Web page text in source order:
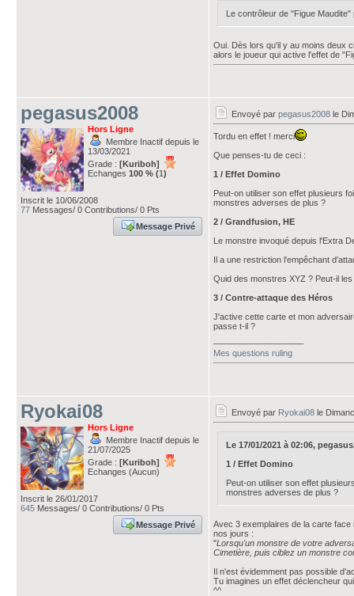
Le contrôleur de "Figue
Oui. Dès lors qu'il y au moins deux
alors le joueur qui active l'effet de
pegasus2008
Hors Ligne
Membre Inactif depuis le
13/03/2021
Grade : [Kuriboh]
Echanges 100 % (1)
Inscrit le 10/06/2008
77 Messages/ 0 Contributions/ 0 Pts
Message Privé
Envoyé par pegasus2008 le
Tordu en effet ! merci
Que penses-tu de ceci :
1 / Effet Domino
Peut-on utiliser son effet plusieurs
monstres adverses de plus ?
2 / Grandfusion, HE
Le monstre invoqué depuis l'Extra
Il a une restriction l'empêchant
Quid des monstres XYZ ? Peut-il
3 / Contre-attaque des Héros
J'active cette carte et mon
passe t-il ?
Mes questions ruling
Ryokai08
Hors Ligne
Membre Inactif depuis le
21/07/2025
Grade : [Kuriboh]
Echanges (Aucun)
Inscrit le 26/01/2017
645 Messages/ 0 Contributions/ 0 Pts
Message Privé
Envoyé par Ryokai08 le
Le 17/01/2021 à 02:06,
1 / Effet Domino
Peut-on utiliser son effet
monstres adverses de plus ?
Avec 3 exemplaires de la carte
nos jours :
"Lorsqu'un monstre de votre
Cimetière, puis ciblez un monstre
Il n'est évidemment pas possible
Tu imagines un effet déclencheur
^^